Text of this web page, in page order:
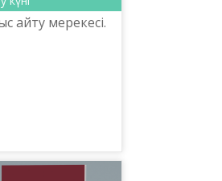
айту мерекесі.